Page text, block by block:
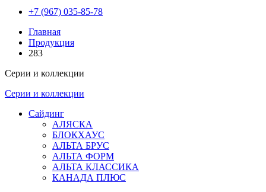
+7 (967) 035-85-78
Главная
Продукция
283
Серии и коллекции
Серии и коллекции
Сайдинг
АЛЯСКА
БЛОКХАУС
АЛЬТА БРУС
АЛЬТА ФОРМ
АЛЬТА КЛАССИКА
КАНАДА ПЛЮС